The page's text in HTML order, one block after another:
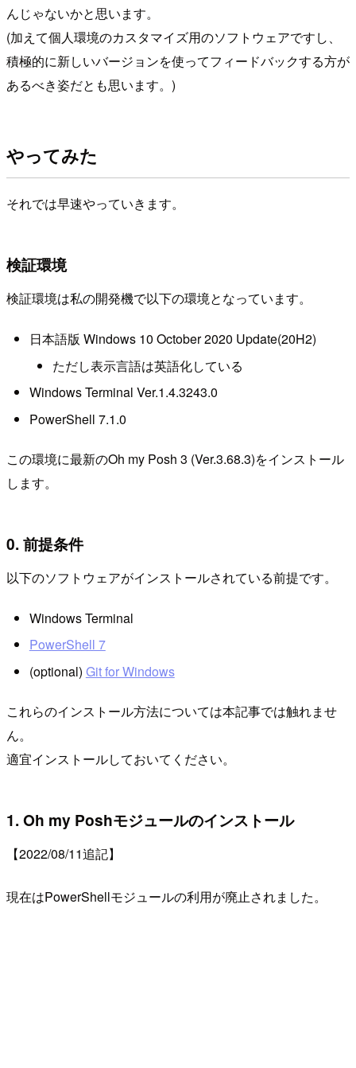
んじゃないかと思います。
(加えて個人環境のカスタマイズ用のソフトウェアですし、
積極的に新しいバージョンを使ってフィードバックする方が
あるべき姿だとも思います。)
やってみた
それでは早速やっていきます。
検証環境
検証環境は私の開発機で以下の環境となっています。
日本語版 Windows 10 October 2020 Update(20H2)
ただし表示言語は英語化している
Windows Terminal Ver.1.4.3243.0
PowerShell 7.1.0
この環境に最新のOh my Posh 3 (Ver.3.68.3)をインストール
します。
0. 前提条件
以下のソフトウェアがインストールされている前提です。
Windows Terminal
PowerShell 7
(optional) Git for Windows
これらのインストール方法については本記事では触れませ
ん。
適宜インストールしておいてください。
1. Oh my Poshモジュールのインストール
【2022/08/11追記】
現在はPowerShellモジュールの利用が廃止されました。